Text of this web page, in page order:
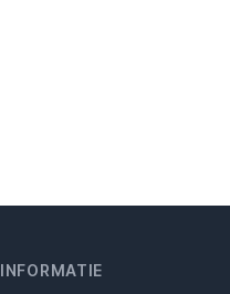
INFORMATIE